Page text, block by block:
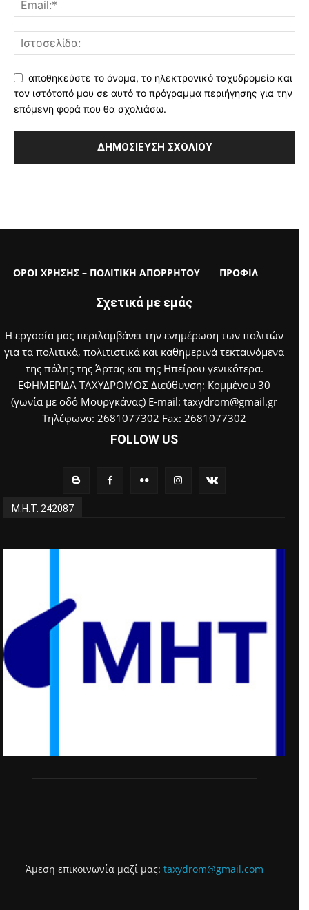
αποθηκεύστε το όνομα, το ηλεκτρονικό ταχυδρομείο και
τον ιστότοπό μου σε αυτό το πρόγραμμα περιήγησης για την
επόμενη φορά που θα σχολιάσω.
ΟΡΟΙ ΧΡΗΣΗΣ – ΠΟΛΙΤΙΚΗ ΑΠΟΡΡΗΤΟΥ ΠΡΟΦΙΛ
Σχετικά με εμάς
Η εργασία μας περιλαμβάνει την ενημέρωση των πολιτών
για τα πολιτικά, πολιτιστικά και καθημερινά τεκταινόμενα
της πόλης της Άρτας και της Ηπείρου γενικότερα.
ΕΦΗΜΕΡΙΔΑ ΤΑΧΥΔΡΟΜΟΣ Διεύθυνση: Κομμένου 30
(γωνία με οδό Μουργκάνας) E-mail: taxydrom@gmail.gr
Τηλέφωνο: 2681077302 Fax: 2681077302
FOLLOW US
Μ.Η.Τ. 242087
Άμεση επικοινωνία μαζί μας: taxydrom@gmail.com